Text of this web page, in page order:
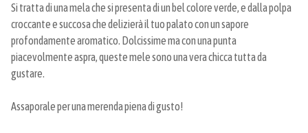
Si tratta di una mela che si presenta di un bel colore verde, e dalla polpa
croccante e succosa che delizierà il tuo palato con un sapore
profondamente aromatico. Dolcissime ma con una punta
piacevolmente aspra, queste mele sono una vera chicca tutta da
gustare.
Assaporale per una merenda piena di gusto!